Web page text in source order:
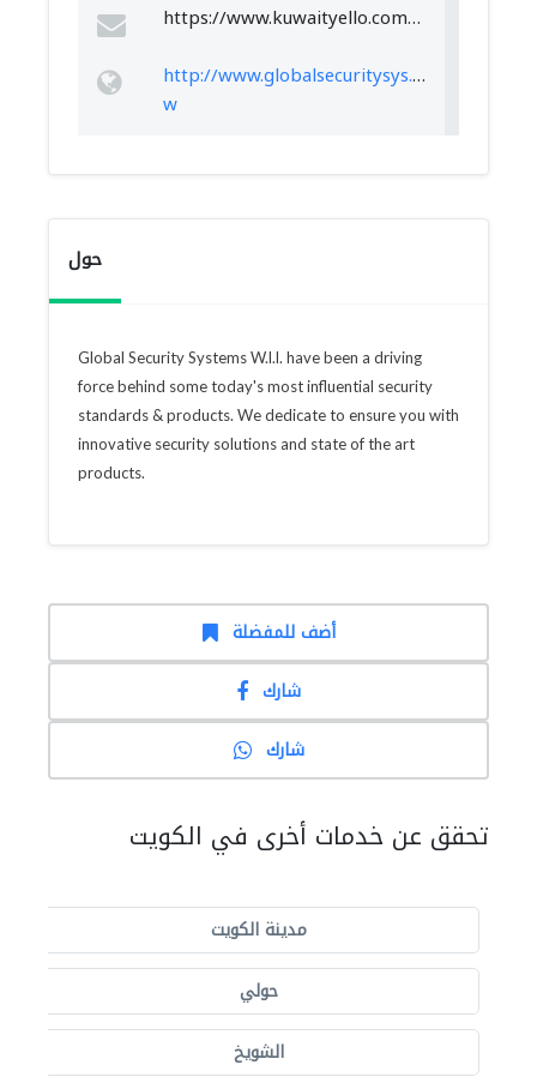
https://www.kuwaityello.com/company/74902/Globl_Security_Systems_WLL
http://www.globalsecuritysys.com
w
حول
Global Security Systems W.l.l. have been a driving
force behind some today's most influential security
standards & products. We dedicate to ensure you with
innovative security solutions and state of the art
products.
أضف للمفضلة
شارك
شارك
تحقق عن خدمات أخرى في الكويت
مدينة الكويت
حولي
الشويخ